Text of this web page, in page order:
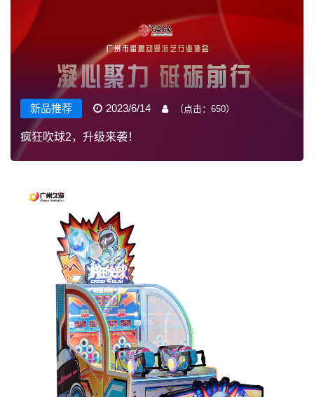
新品推荐 2023/6/14 （点击： 650）
疯狂吹球2，升级来袭！